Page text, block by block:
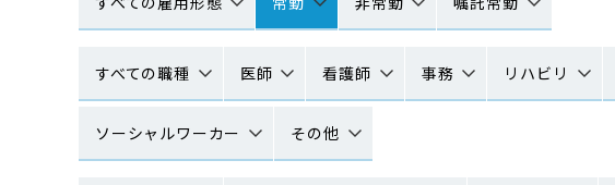
すべての職種 医師 看護師 事務 リハビリ
ソーシャルワーカー その他